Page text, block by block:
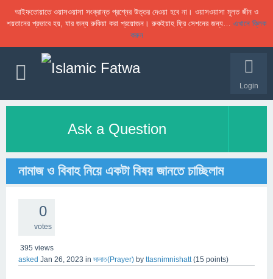
আইফতোয়াতে ওয়াসওয়াসা সংক্রান্ত প্রশ্নের উত্তর দেওয়া হবে না। ওয়াসওয়াসা মূলত জীন ও
শয়তানের প্রভাবে হয়, যার জন্য রুকিয়া করা প্রয়োজন। রুকইয়াহ ফ্রি সেশনের জন্য… এখানে ক্লিক
করুন
Login
Ask a Question
নামাজ ও বিবাহ নিয়ে একটা বিষয় জানতে চাচ্ছিলাম
0
votes
395 views
asked Jan 26, 2023 in সালাত(Prayer) by ttasnimnishatt (15 points)